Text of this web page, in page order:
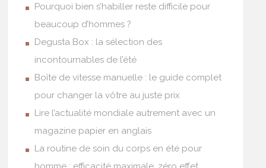
Pourquoi bien s’habiller reste difficile pour
beaucoup d’hommes ?
Degusta Box : la sélection des
incontournables de l’été
Boîte de vitesse manuelle : le guide complet
pour changer la vôtre au juste prix
Lire l’actualité mondiale autrement avec un
magazine papier en anglais
La routine de soin du corps en été pour